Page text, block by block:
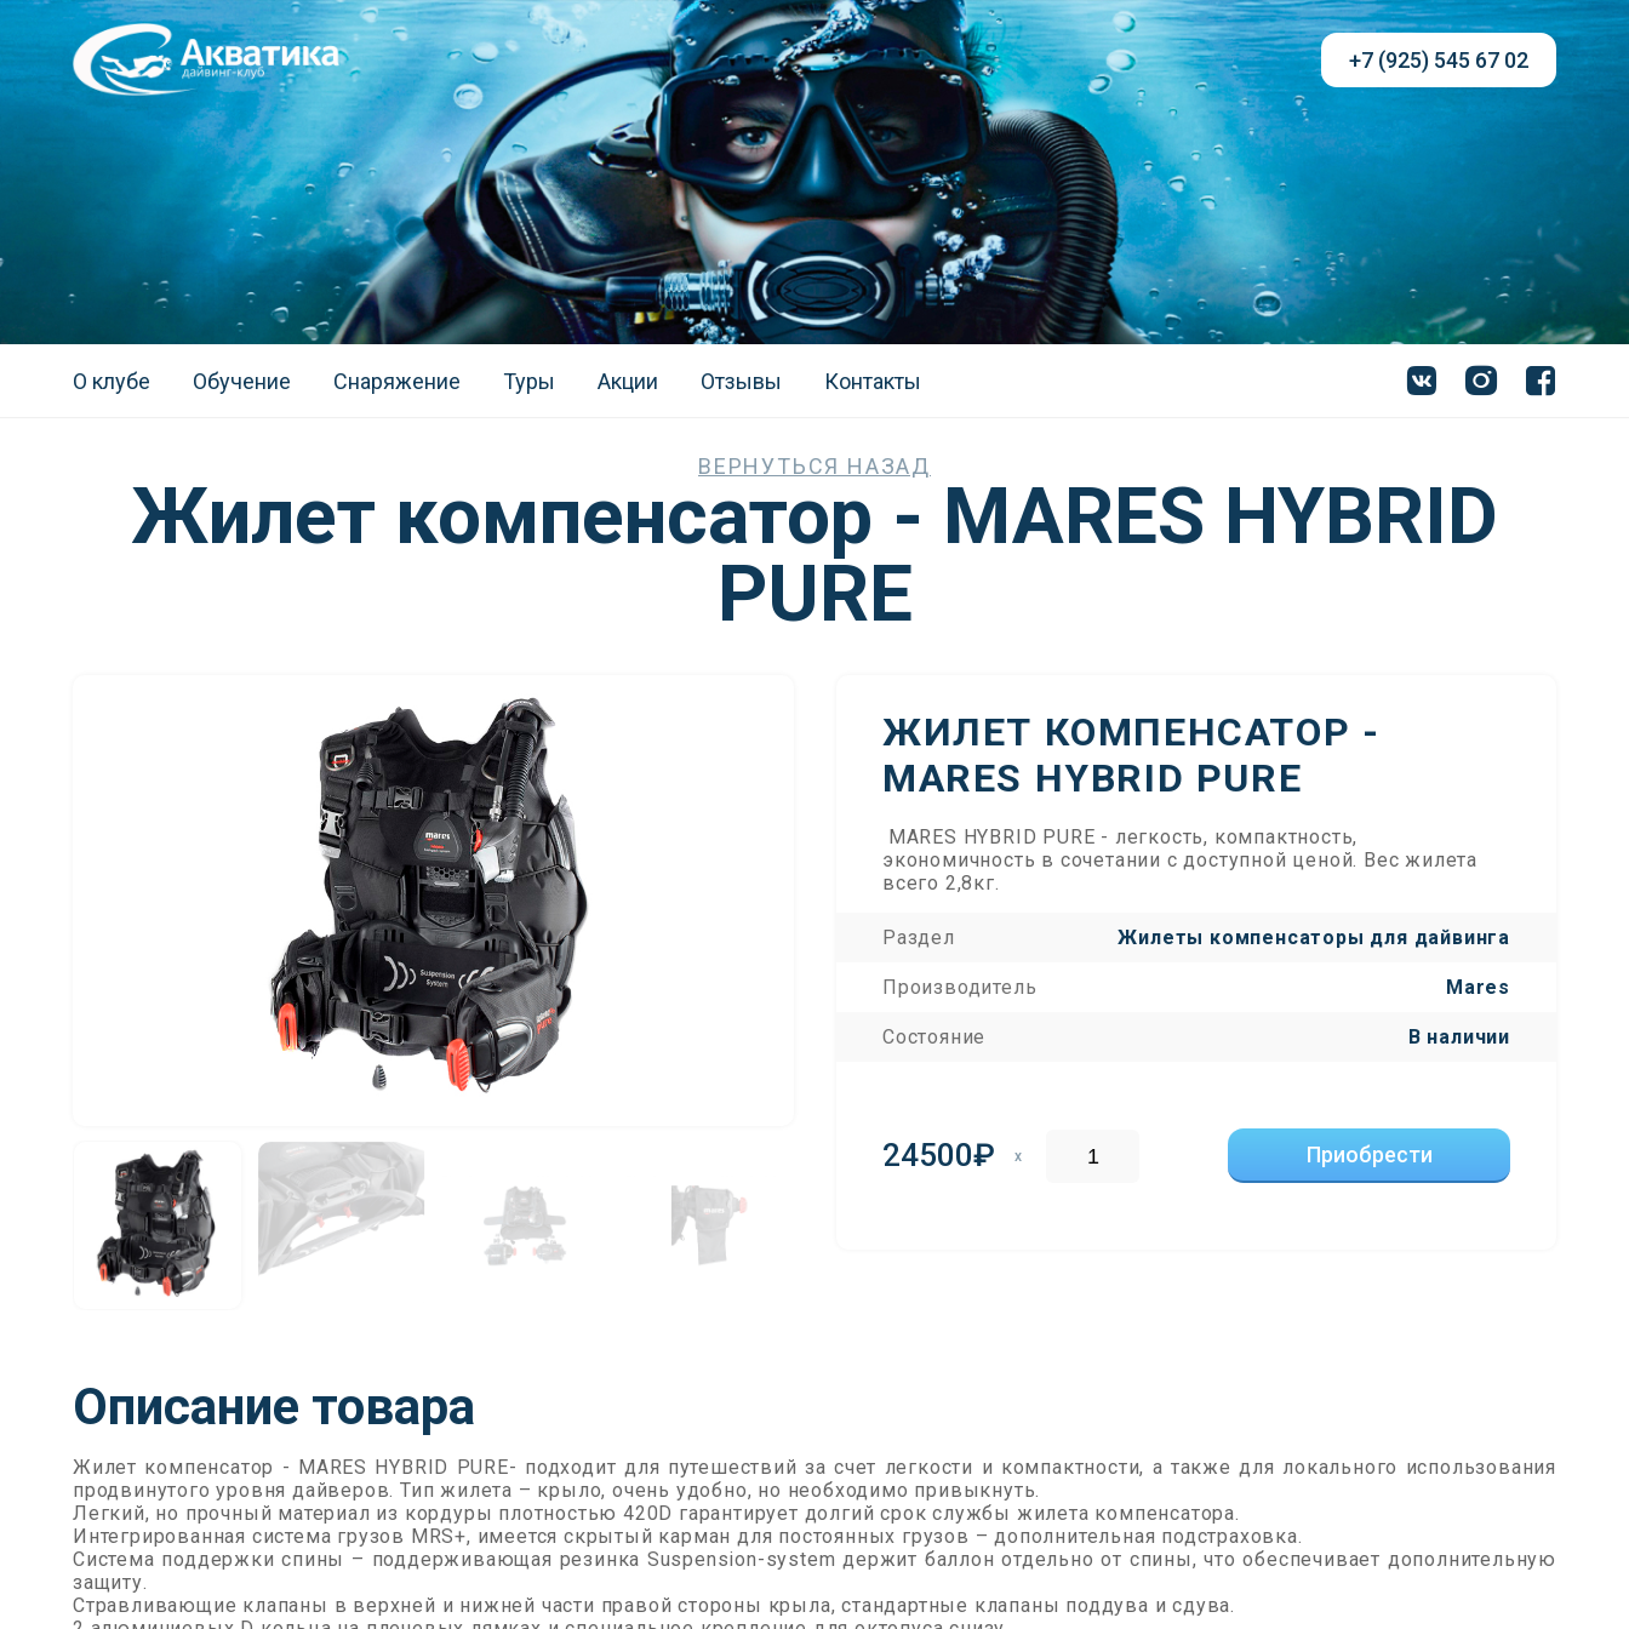
+7 (925) 545 67 02
О клубе Обучение Снаряжение Туры Акции Отзывы Контакты
ВЕРНУТЬСЯ НАЗАД
Жилет компенсатор - MARES HYBRID
PURE
ЖИЛЕТ КОМПЕНСАТОР -
MARES HYBRID PURE
MARES HYBRID PURE - легкость, компактность,
экономичность в сочетании с доступной ценой. Вес жилета
всего 2,8кг.
Раздел Жилеты компенсаторы для дайвинга
Производитель Mares
Состояние В наличии
24500₽ x Приобрести
Описание товара
Жилет компенсатор - MARES HYBRID PURE- подходит для путешествий за счет легкости и компактности, а также для локального использования
продвинутого уровня дайверов. Тип жилета – крыло, очень удобно, но необходимо привыкнуть.
Легкий, но прочный материал из кордуры плотностью 420D гарантирует долгий срок службы жилета компенсатора.
Интегрированная система грузов MRS+, имеется скрытый карман для постоянных грузов – дополнительная подстраховка.
Система поддержки спины – поддерживающая резинка Suspension-system держит баллон отдельно от спины, что обеспечивает дополнительную
защиту.
Стравливающие клапаны в верхней и нижней части правой стороны крыла, стандартные клапаны поддува и сдува.